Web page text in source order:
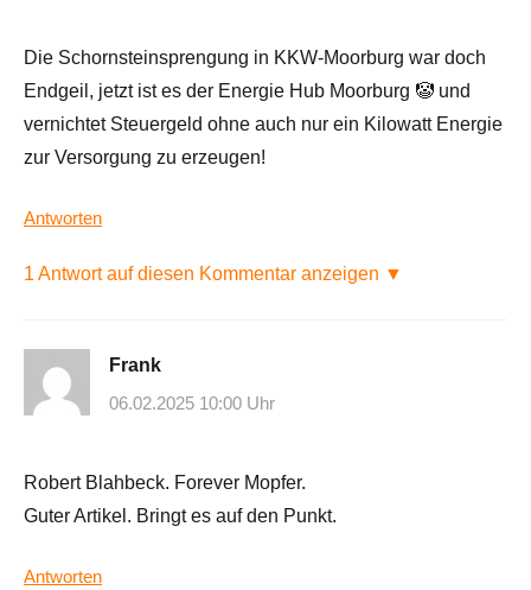
Die Schornsteinsprengung in KKW-Moorburg war doch
Endgeil, jetzt ist es der Energie Hub Moorburg 🤡 und
vernichtet Steuergeld ohne auch nur ein Kilowatt Energie
zur Versorgung zu erzeugen!
Antworten
1 Antwort auf diesen Kommentar anzeigen ▼
Frank
06.02.2025 10:00 Uhr
Robert Blahbeck. Forever Mopfer.
Guter Artikel. Bringt es auf den Punkt.
Antworten